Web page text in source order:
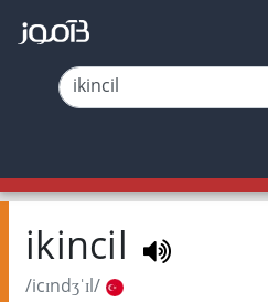
ikincil
/icɪndʒˈɪl/